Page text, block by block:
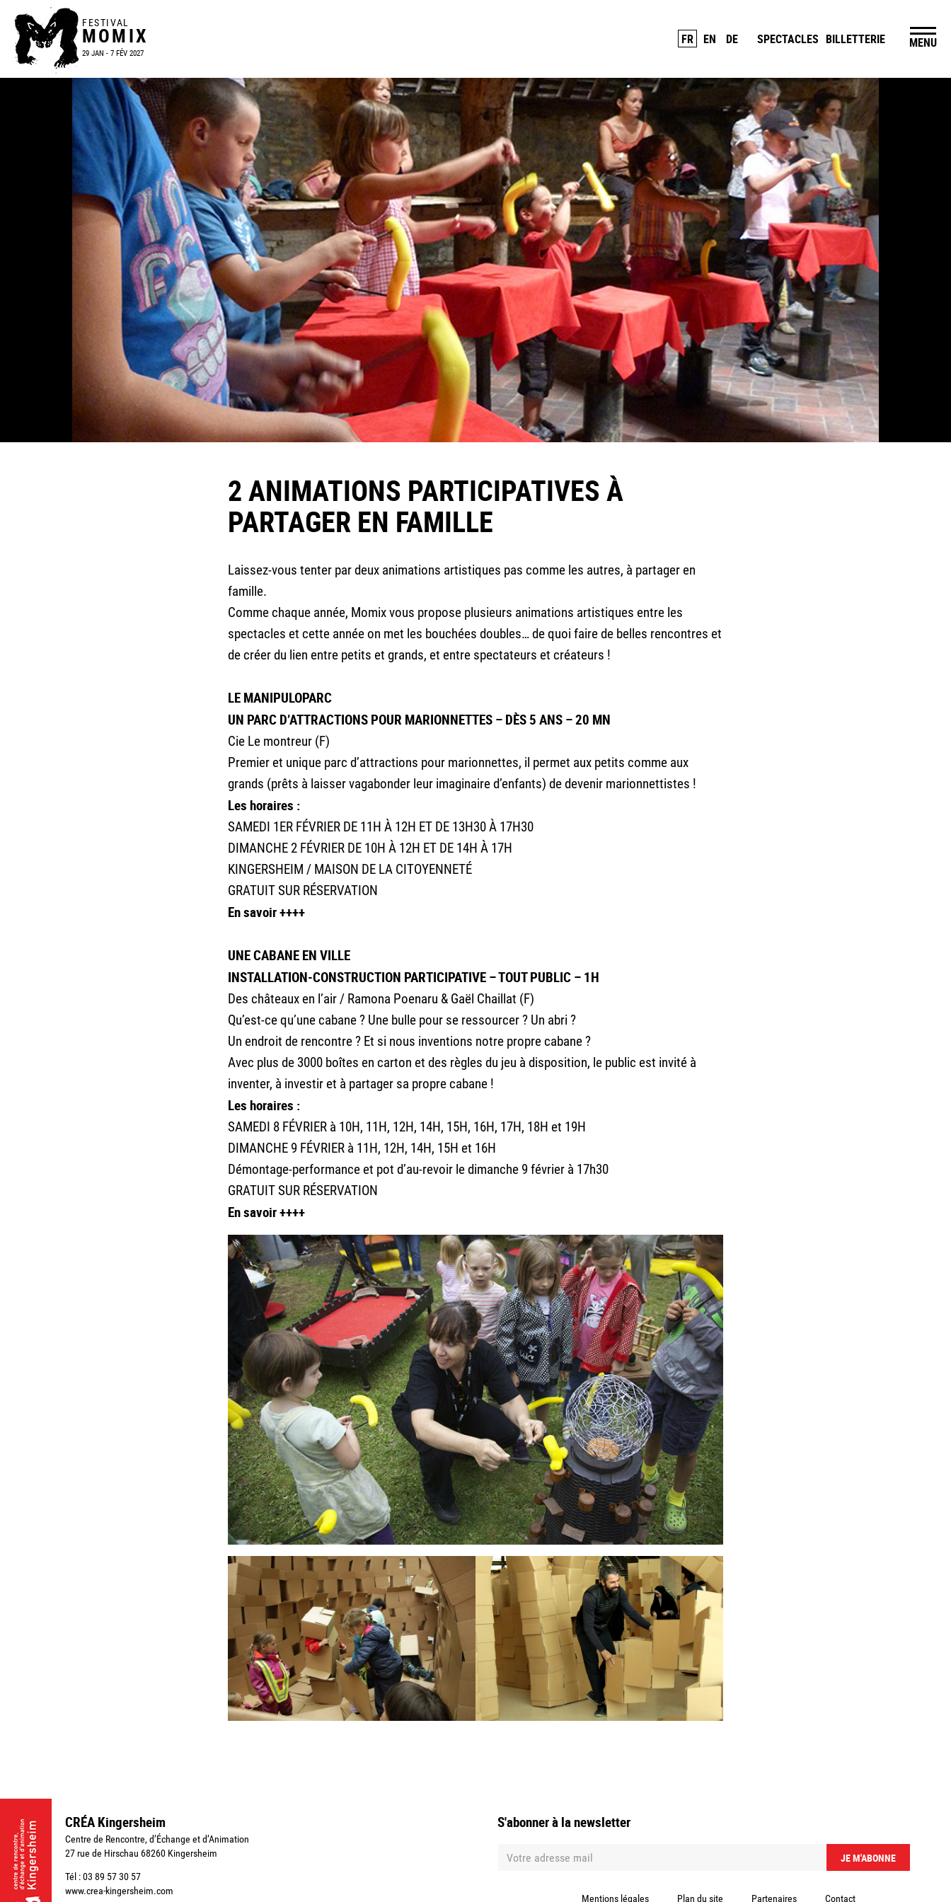
FESTIVAL
MOMIX
29 JAN - 7 FÉV 2027
FR EN DE SPECTACLES BILLETTERIE MENU
2 ANIMATIONS PARTICIPATIVES À
PARTAGER EN FAMILLE
Laissez-vous tenter par deux animations artistiques pas comme les autres, à partager en
famille.
Comme chaque année, Momix vous propose plusieurs animations artistiques entre les
spectacles et cette année on met les bouchées doubles… de quoi faire de belles rencontres et
de créer du lien entre petits et grands, et entre spectateurs et créateurs !
LE MANIPULOPARC
UN PARC D’ATTRACTIONS POUR MARIONNETTES – DÈS 5 ANS – 20 MN
Cie Le montreur (F)
Premier et unique parc d’attractions pour marionnettes, il permet aux petits comme aux
grands (prêts à laisser vagabonder leur imaginaire d’enfants) de devenir marionnettistes !
Les horaires :
SAMEDI 1ER FÉVRIER DE 11H À 12H ET DE 13H30 À 17H30
DIMANCHE 2 FÉVRIER DE 10H À 12H ET DE 14H À 17H
KINGERSHEIM / MAISON DE LA CITOYENNETÉ
GRATUIT SUR RÉSERVATION
En savoir ++++
UNE CABANE EN VILLE
INSTALLATION-CONSTRUCTION PARTICIPATIVE – TOUT PUBLIC – 1H
Des châteaux en l’air / Ramona Poenaru & Gaël Chaillat (F)
Qu’est-ce qu’une cabane ? Une bulle pour se ressourcer ? Un abri ?
Un endroit de rencontre ? Et si nous inventions notre propre cabane ?
Avec plus de 3000 boîtes en carton et des règles du jeu à disposition, le public est invité à
inventer, à investir et à partager sa propre cabane !
Les horaires :
SAMEDI 8 FÉVRIER à 10H, 11H, 12H, 14H, 15H, 16H, 17H, 18H et 19H
DIMANCHE 9 FÉVRIER à 11H, 12H, 14H, 15H et 16H
Démontage-performance et pot d’au-revoir le dimanche 9 février à 17h30
GRATUIT SUR RÉSERVATION
En savoir ++++
CRÉA Kingersheim
Centre de Rencontre, d’Échange et d’Animation
27 rue de Hirschau 68260 Kingersheim
Tél : 03 89 57 30 57
www.crea-kingersheim.com
S'abonner à la newsletter
Mentions légales Plan du site Partenaires Contact